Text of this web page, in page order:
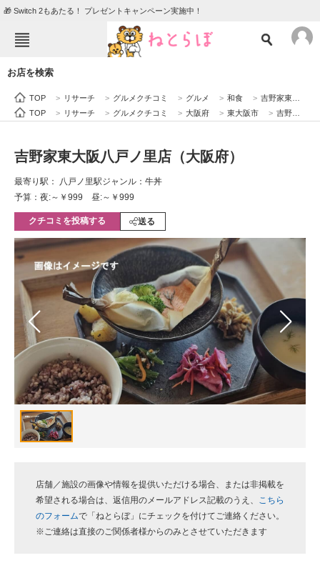
🎁 Switch 2もあたる！ プレゼントキャンペーン実施中！
エンタメ クイズ
住まい 教育・育児
動物
会員記事
メディア
注目記事を集めた総合ページ
ITの今と未来を見通す
スマホと通信の最新トレンド
進化するPCとデバイスの未来
好きが集まる 比べて選べる
ビジネスと働き方のヒント
企業ITのトレンドを詳説
経営リーダーのコミュニティ
お店を検索
TOP > リサーチ > グルメクチコミ > グルメ > 和食 > 吉野家東大阪八戸ノ里店（大阪府）
TOP
> リサーチ > グルメクチコミ > 大阪府 > 東大阪市 > 吉野家東大阪八戸ノ里店（大阪府）
吉野家東大阪八戸ノ里店（大阪府）
最寄り駅： 八戸ノ里駅ジャンル：牛丼
予算：夜:～￥999 昼:～￥999
クチコミを投稿する 送る
店舗／施設の画像や情報を提供いただける場合、または非掲載を
希望される場合は、返信用のメールアドレス記載のうえ、
こちら
のフォームで「ねとらぼ」にチェックを付けてご連絡ください。
※ご連絡は直接のご関係者様からのみとさせていただきます